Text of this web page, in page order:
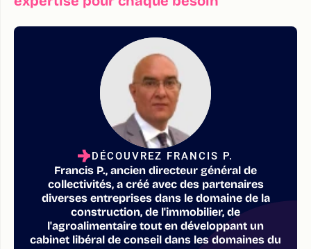
DÉCOUVREZ FRANCIS P.
Francis P., ancien directeur général de
collectivités, a créé avec des partenaires
diverses entreprises dans le domaine de la
construction, de l'immobilier, de
l'agroalimentaire tout en développant un
cabinet libéral de conseil dans les domaines du